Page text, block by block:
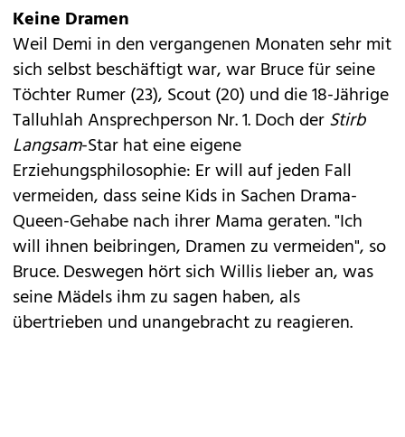
Keine Dramen
Weil Demi in den vergangenen Monaten sehr mit
sich selbst beschäftigt war, war Bruce für seine
TöchterRumer(23), Scout (20) und die 18-Jährige
Talluhlah Ansprechperson Nr. 1. Doch derStirb
Langsam-Star hat eine eigene
Erziehungsphilosophie: Er will auf jeden Fall
vermeiden, dass seine Kids in Sachen Drama-
Queen-Gehabe nach ihrer Mama geraten. "Ich
will ihnen beibringen, Dramen zu vermeiden", so
Bruce. Deswegen hört sich Willis lieber an, was
seine Mädels ihm zu sagen haben, als
übertrieben und unangebracht zu reagieren.